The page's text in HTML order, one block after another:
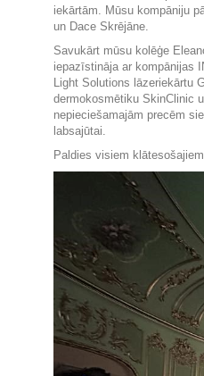
iekārtām. Mūsu kompāniju
un Dace Skrējāne.
Savukārt mūsu kolēģe
iepazīstināja ar kompānijas
Light Solutions lāzeriekārtu
dermokosmētiku SkinClinic
nepieciešamajām precēm
labsajūtai.
Paldies visiem